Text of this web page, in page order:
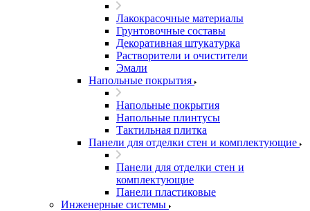
Лакокрасочные материалы
Грунтовочные составы
Декоративная штукатурка
Растворители и очистители
Эмали
Напольные покрытия
Напольные покрытия
Напольные плинтусы
Тактильная плитка
Панели для отделки стен и комплектующие
Панели для отделки стен и
комплектующие
Панели пластиковые
Инженерные системы